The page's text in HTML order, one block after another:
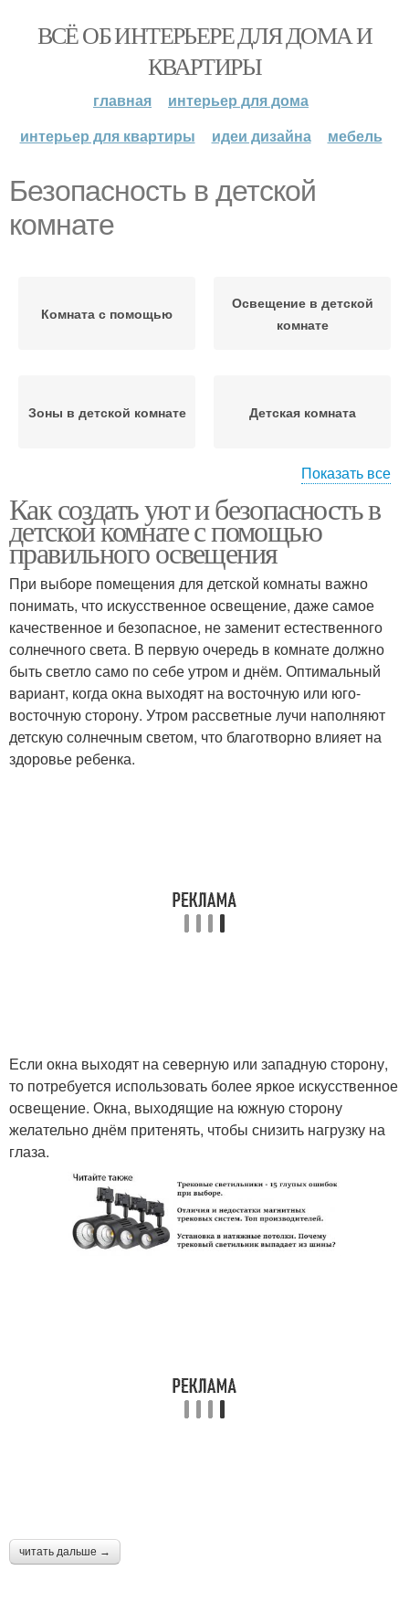
ВСЁ ОБ ИНТЕРЬЕРЕ ДЛЯ ДОМА И
КВАРТИРЫ
главная
интерьер для дома
интерьер для квартиры
идеи дизайна мебель
Безопасность в детской
комнате
Комната с помощью
Освещение в детской
комнате
Зоны в детской комнате Детская комната
комнате
Показать все
Как создать уют и безопасность в
детской комнате с помощью
правильного освещения
При выборе помещения для детской комнаты важно
понимать, что искусственное освещение, даже самое
качественное и безопасное, не заменит естественного
солнечного света. В первую очередь в комнате должно
быть светло само по себе утром и днём. Оптимальный
вариант, когда окна выходят на восточную или юго-
восточную сторону. Утром рассветные лучи наполняют
детскую солнечным светом, что благотворно влияет на
здоровье ребенка.
Если окна выходят на северную или западную сторону,
то потребуется использовать более яркое искусственное
освещение. Окна, выходящие на южную сторону
желательно днём притенять, чтобы снизить нагрузку на
глаза.
читать дальше →